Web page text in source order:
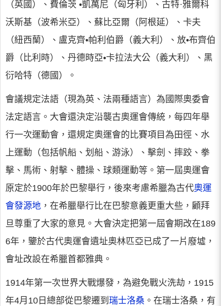
（英國）、費倫茨 •凱萬尼（匈牙利）、古特·雅爾科
沃斯基（波希米亞）、蘇比亞爾（阿根延）、卡夫
（紐西蘭）、盧克齊•帕利伯爵（義大利）、放•布齊伯
爵（比利時）、丹德時亞•卡拉法大公（義大利）、黑
衍哈特（德國）。
會議規定法語（現為英、法兩種語言）為國際奧委會
法定語言。大會還決定沿襲古奧運會傳統，每四年舉
行一次運動會，還規定奧運會的比賽項目為田徑、水
上運動（包括帆船、划船、游泳）、擊劍、摔跤、拳
擊、馬術、射擊、體操、球類運動等。第一屆奧運會
原定於1900年於巴黎舉行，後來考慮希臘為古代奧運
會發源地 ，在希臘舉行比在巴黎意義更重大些，顧拜
旦尊重了大家的意見。大會決定把第一屆會期改在189
6年，鑒於古代奧運會遺址奧林匹亞已成了一片廢墟，
會址改設在希臘首都雅典。
1914年第一次世界大戰爆發，為避免戰火洗劫，1915
年4月10日總部從巴黎遷到 瑞士洛桑 。在瑞士洛桑，有